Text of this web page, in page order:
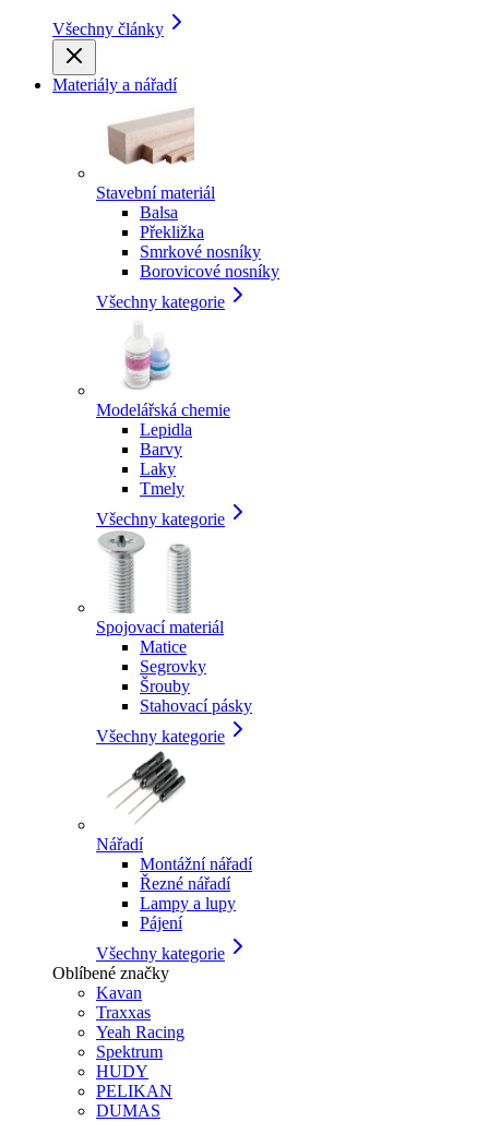
Všechny články
Materiály a nářadí
Stavební materiál
Balsa
Překližka
Smrkové nosníky
Borovicové nosníky
Všechny kategorie
Modelářská chemie
Lepidla
Barvy
Laky
Tmely
Všechny kategorie
Spojovací materiál
Matice
Segrovky
Šrouby
Stahovací pásky
Všechny kategorie
Nářadí
Montážní nářadí
Řezné nářadí
Lampy a lupy
Pájení
Všechny kategorie
Oblíbené značky
Kavan
Traxxas
Yeah Racing
Spektrum
HUDY
PELIKAN
DUMAS